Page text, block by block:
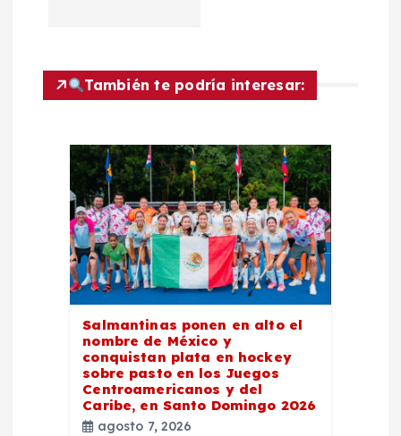
e
También te podría interesar:
Salmantinas ponen en alto el
nombre de México y
conquistan plata en hockey
sobre pasto en los Juegos
Centroamericanos y del
Caribe, en Santo Domingo 2026
agosto 7, 2026